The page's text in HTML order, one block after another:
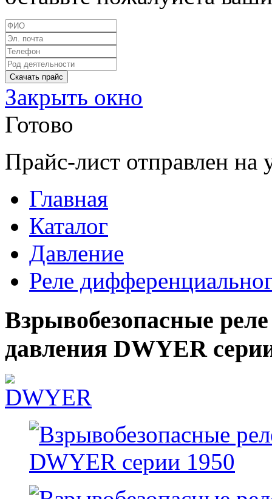
Закрыть окно
Готово
Прайс-лист отправлен
Главная
Каталог
Давление
Реле
Взрывобезопасные
давления DWYER